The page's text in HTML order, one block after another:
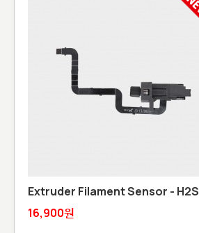
Extruder Filament Sensor - H2S
16,900원